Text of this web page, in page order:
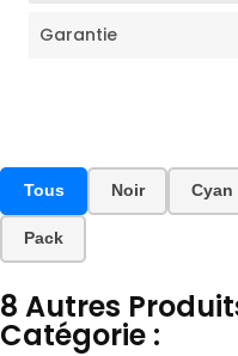
Garantie
Tous Noir Cyan
Pack
8 Autres
Catégorie :